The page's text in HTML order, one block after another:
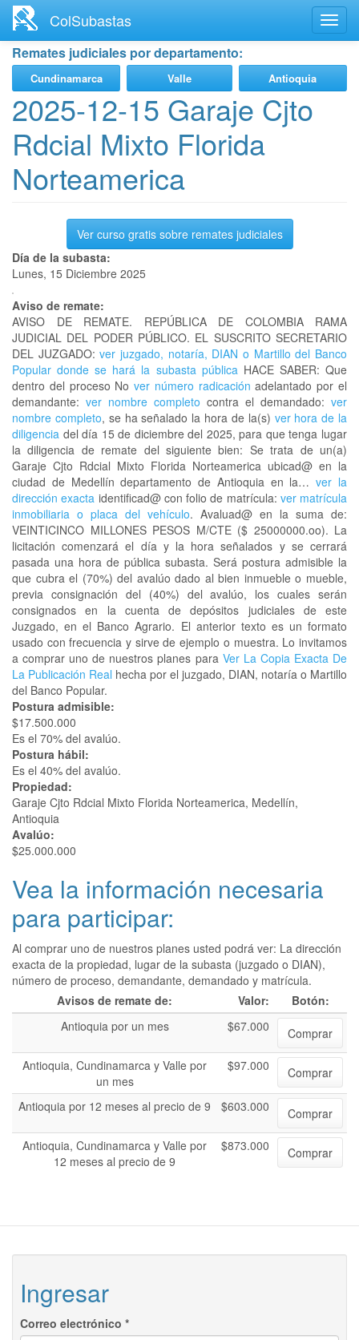
contenido
principal
ColSubastas
Remates judiciales por departamento:
Cundinamarca Valle Antioquia
2025-12-15 Garaje Cjto
Rdcial Mixto Florida
Norteamerica
Ver curso gratis sobre remates judiciales
Día de la subasta:
Lunes, 15 Diciembre 2025
Aviso de remate:
AVISO DE REMATE. REPÚBLICA DE COLOMBIA RAMA
JUDICIAL DEL PODER PÚBLICO. EL SUSCRITO SECRETARIO
DEL JUZGADO: ver juzgado, notaría, DIAN o Martillo del Banco
Popular donde se hará la subasta públicaHACE SABER: Que
dentro del proceso Nover número radicación adelantado por el
demandante: ver nombre completo contra el demandado: ver
nombre completo, se ha señalado la hora de la(s) ver hora de la
diligencia del día 15 de diciembre del 2025, para que tenga lugar
la diligencia de remate del siguiente bien: Se trata de un(a)
Garaje Cjto Rdcial Mixto Florida Norteamerica ubicad@ en la
ciudad de Medellín departamento de Antioquia en la…ver la
dirección exacta identificad@ con folio de matrícula: ver matrícula
inmobiliaria o placa del vehículo. Avaluad@ en la suma de:
VEINTICINCO MILLONES PESOS M/CTE ($ 25000000.oo). La
licitación comenzará el día y la hora señalados y se cerrará
pasada una hora de pública subasta. Será postura admisible la
que cubra el (70%) del avalúo dado al bien inmueble o mueble,
previa consignación del (40%) del avalúo, los cuales serán
consignados en la cuenta de depósitos judiciales de este
Juzgado, en el Banco Agrario. El anterior texto es un formato
usado con frecuencia y sirve de ejemplo o muestra. Lo invitamos
a comprar uno de nuestros planes para Ver La Copia Exacta De
La Publicación Real hecha por el juzgado, DIAN, notaría o Martillo
del Banco Popular.
Postura admisible:
$17.500.000
Es el 70% del avalúo.
Postura hábil:
Es el 40% del avalúo.
Propiedad:
Garaje Cjto Rdcial Mixto Florida Norteamerica, Medellín,
Antioquia
Avalúo:
$25.000.000
Vea la información necesaria
para participar:
Al comprar uno de nuestros planes usted podrá ver: La dirección
exacta de la propiedad, lugar de la subasta (juzgado o DIAN),
número de proceso, demandante, demandado y matrícula.
Avisos de remate de:
Valor:
Botón:
Antioquia por un mes
$67.000
Comprar
Antioquia, Cundinamarca y Valle por
un mes
$97.000 Comprar
Antioquia por 12 meses al precio de 9 $603.000
Comprar
Antioquia, Cundinamarca y Valle por
12 meses al precio de 9
$873.000 Comprar
Ingresar
Correo electrónico *